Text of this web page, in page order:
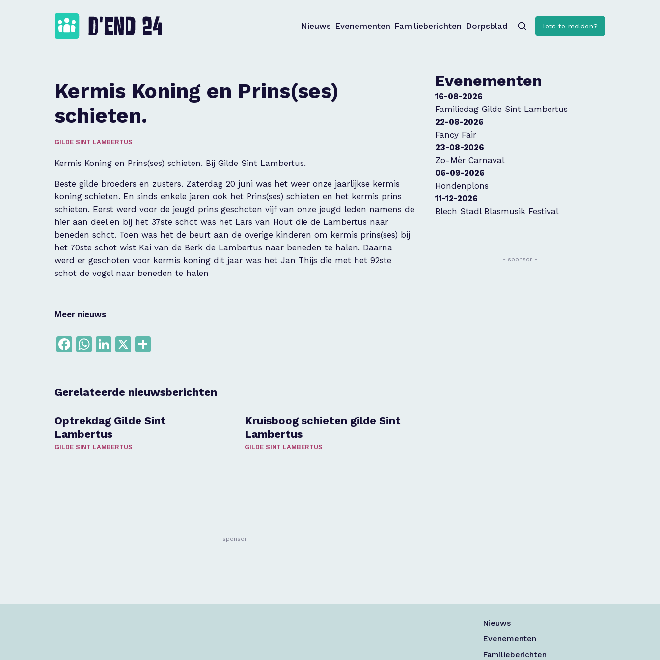
Nieuws Evenementen Familieberichten Dorpsblad Iets te melden?
Kermis Koning en Prins(ses)
schieten.
GILDE SINT LAMBERTUS
Kermis Koning en Prins(ses) schieten. Bij Gilde Sint Lambertus.
Beste gilde broeders en zusters. Zaterdag 20 juni was het weer onze jaarlijkse kermis
koning schieten. En sinds enkele jaren ook het Prins(ses) schieten en het kermis prins
schieten. Eerst werd voor de jeugd prins geschoten vijf van onze jeugd leden namens de
hier aan deel en bij het 37ste schot was het Lars van Hout die de Lambertus naar
beneden schot. Toen was het de beurt aan de overige kinderen om kermis prins(ses) bij
het 70ste schot wist Kai van de Berk de Lambertus naar beneden te halen. Daarna
werd er geschoten voor kermis koning dit jaar was het Jan Thijs die met het 92ste
schot de vogel naar beneden te halen
Meer nieuws
Facebook
WhatsApp
LinkedIn
X
Gerelateerde nieuwsberichten
Optrekdag Gilde Sint
Lambertus
GILDE SINT LAMBERTUS
Kruisboog schieten gilde Sint
Lambertus
GILDE SINT LAMBERTUS
- sponsor -
Evenementen
16-08-2026
Familiedag Gilde Sint Lambertus
22-08-2026
Fancy Fair
23-08-2026
Zo-Mèr Carnaval
06-09-2026
Hondenplons
11-12-2026
Blech Stadl Blasmusik Festival
- sponsor -
Nieuws
Evenementen
Familieberichten